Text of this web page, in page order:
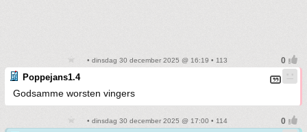
• dinsdag 30 december 2025 @ 16:19 • 113
Poppejans1.4
Godsamme worsten vingers
• dinsdag 30 december 2025 @ 17:00 • 114